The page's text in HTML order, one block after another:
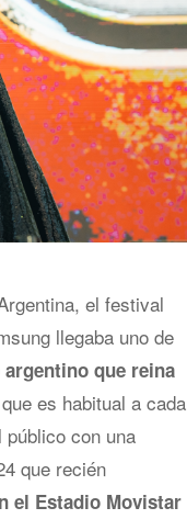
el festival
llegaba uno de
que reina
es habitual a cada
con una
que recién
el Estadio Movistar